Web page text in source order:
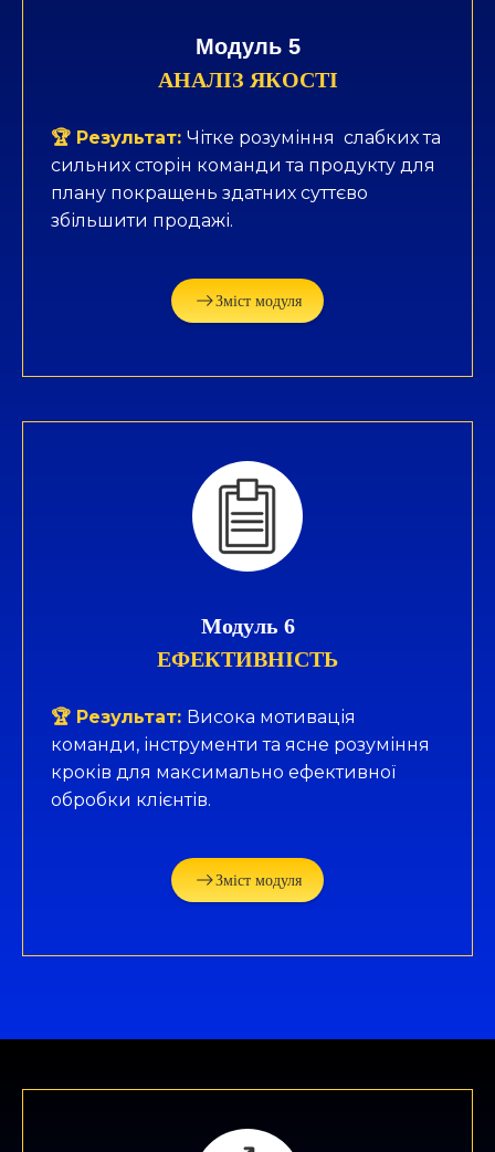
Модуль 5
АНАЛІЗ ЯКОСТІ
🏆 Результат: Чітке розуміння слабких та
сильних сторін команди та продукту для
плану покращень здатних суттєво
збільшити продажі.
Зміст модуля
Модуль 6
ЕФЕКТИВНІСТЬ
🏆 Результат: Висока мотивація
команди, інструменти та ясне розуміння
кроків для максимально ефективної
обробки клієнтів.
Зміст модуля